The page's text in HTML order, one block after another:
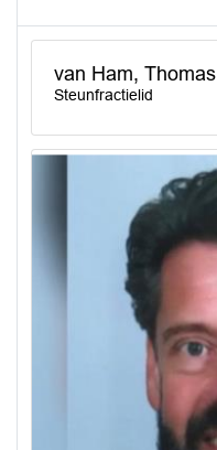
van Ham, Thomas
Steunfractielid